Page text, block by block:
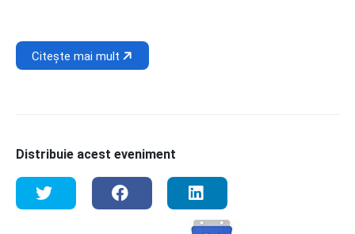
Citește mai mult
Distribuie acest eveniment